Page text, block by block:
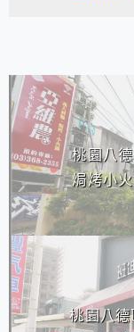
相連文章
桃園八
焗烤小
桃園八